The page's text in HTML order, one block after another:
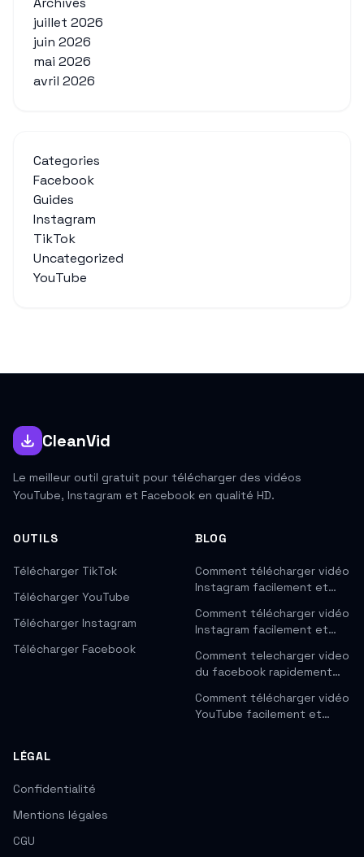
juillet 2026
juin 2026
mai 2026
avril 2026
Categories
Facebook
Guides
Instagram
TikTok
Uncategorized
YouTube
CleanVid
Le meilleur outil gratuit pour télécharger des vidéos
YouTube, Instagram et Facebook en qualité HD.
OUTILS
Télécharger TikTok
Télécharger YouTube
Télécharger Instagram
Télécharger Facebook
BLOG
Comment télécharger vidéo
Instagram facilement et…
Comment télécharger vidéo
Instagram facilement et…
Comment telecharger video
du facebook rapidement…
Comment télécharger vidéo
YouTube facilement et…
LÉGAL
Confidentialité
Mentions légales
CGU